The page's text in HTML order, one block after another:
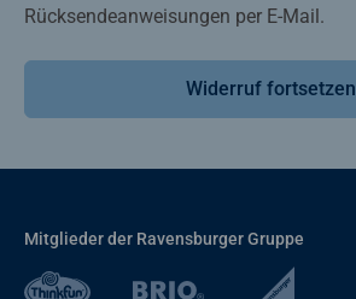
Rücksendeanweisungen per E-Mail.
Widerruf fortsetzen
Mitglieder der Ravensburger Gruppe